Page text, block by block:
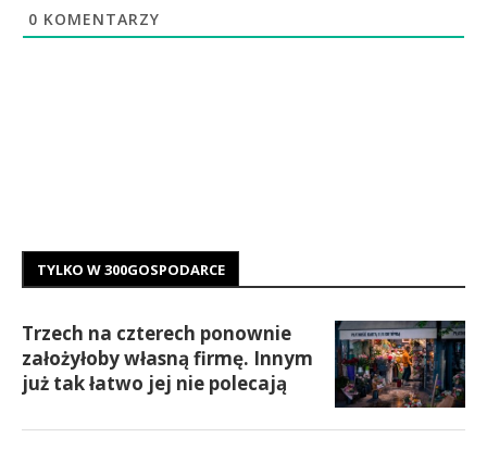
0 KOMENTARZY
TYLKO W 300GOSPODARCE
Trzech na czterech ponownie
założyłoby własną firmę. Innym
już tak łatwo jej nie polecają